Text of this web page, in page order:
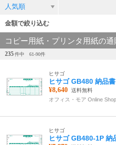
人気順
金額で絞り込む
コピー用紙・プリンタ用紙の通
235件中 61-90件
ヒサゴ
ヒサゴ GB480 納品
¥8,640 送料無料
オフィス・モア Online
ヒサゴ
ヒサゴ GB480-1P 納